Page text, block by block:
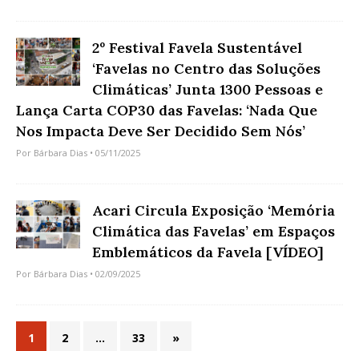
2º Festival Favela Sustentável
‘Favelas no Centro das Soluções
Climáticas’ Junta 1300 Pessoas e
Lança Carta COP30 das Favelas: ‘Nada Que
Nos Impacta Deve Ser Decidido Sem Nós’
Por Bárbara Dias • 05/11/2025
Acari Circula Exposição ‘Memória
Climática das Favelas’ em Espaços
Emblemáticos da Favela [VÍDEO]
Por Bárbara Dias • 02/09/2025
1 2 … 33 »